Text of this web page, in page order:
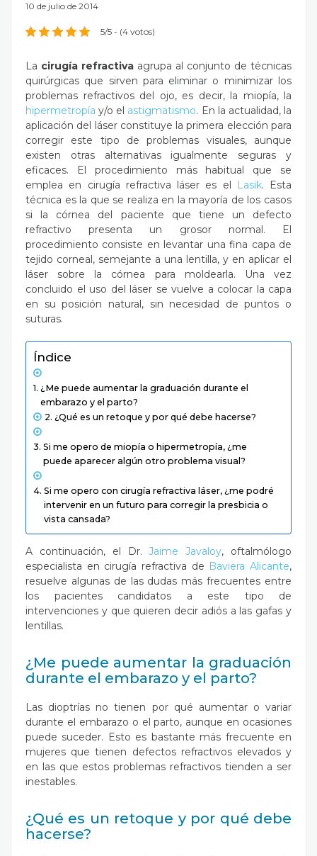
10 de julio de 2014
5/5 - (4 votos)
La cirugía refractiva agrupa al conjunto de técnicas
quirúrgicas que sirven para eliminar o minimizar los
problemas refractivos del ojo, es decir, la miopía, la
hipermetropíay/o el astigmatismo. En la actualidad, la
aplicación del láser constituye la primera elección para
corregir este tipo de problemas visuales, aunque
existen otras alternativas igualmente seguras y
eficaces. El procedimiento más habitual que se
emplea en cirugía refractiva láser es el
Lasik. Esta
técnica es la que se realiza en la mayoría de los casos
si la córnea del paciente que tiene un defecto
refractivo presenta un grosor normal. El
procedimiento consiste en levantar una fina capa de
tejido corneal, semejante a una lentilla, y en aplicar el
láser sobre la córnea para moldearla. Una vez
concluido el uso del láser se vuelve a colocar la capa
en su posición natural, sin necesidad de puntos o
suturas.
Índice
¿Me puede aumentar la graduación durante el
embarazo y el parto?
¿Qué es un retoque y por qué debe hacerse?
Si me opero de miopía o hipermetropía, ¿me
puede aparecer algún otro problema visual?
Si me opero con cirugía refractiva láser, ¿me podré
intervenir en un futuro para corregir la presbicia o
vista cansada?
A continuación, el Dr.Jaime Javaloy, oftalmólogo
especialista en cirugía refractiva de Baviera Alicante,
resuelve algunas de las dudas más frecuentes entre
los pacientes candidatos a este tipo de
intervenciones y que quieren decir adiós a las gafas y
lentillas.
¿Me puede aumentar la graduación
durante el embarazo y el parto?
Las dioptrías no tienen por qué aumentar o variar
durante el embarazo o el parto, aunque en ocasiones
puede suceder. Esto es bastante más frecuente en
mujeres que tienen defectos refractivos elevados y
en las que estos problemas refractivos tienden a ser
inestables.
¿Qué es un retoque y por qué debe
hacerse?